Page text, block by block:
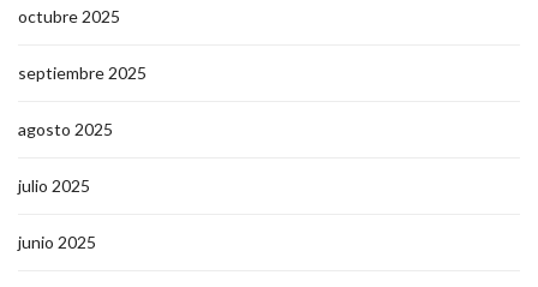
octubre 2025
septiembre 2025
agosto 2025
julio 2025
junio 2025